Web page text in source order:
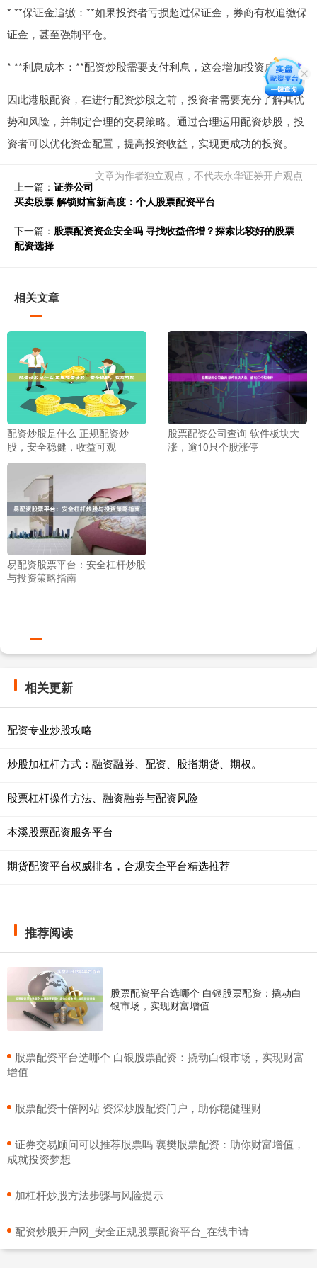
* **保证金追缴：**如果投资者亏损超过保证金，券商有权追缴保
证金，甚至强制平仓。
* **利息成本：**配资炒股需要支付利息，这会增加投资成本。
因此港股配资，在进行配资炒股之前，投资者需要充分了解其优
势和风险，并制定合理的交易策略。通过合理运用配资炒股，投
资者可以优化资金配置，提高投资收益，实现更成功的投资。
文章为作者独立观点，不代表永华证券开户观点
上一篇： 证券公司
买卖股票 解锁财富新高度：个人股票配资平台
下一篇： 股票配资资金安全吗 寻找收益倍增？探索比较好的股票
配资选择
相关文章
配资炒股是什么 正规配资炒
股，安全稳健，收益可观
股票配资公司查询 软件板块大
涨，逾10只个股涨停
易配资股票平台：安全杠杆炒股
与投资策略指南
相关更新
配资专业炒股攻略
炒股加杠杆方式：融资融券、配资、股指期货、期权。
股票杠杆操作方法、融资融券与配资风险
本溪股票配资服务平台
期货配资平台权威排名，合规安全平台精选推荐
推荐阅读
股票配资平台选哪个 白银股票配资：撬动白
银市场，实现财富增值
​股票配资平台选哪个 白银股票配资：撬动白银市场，实现财富
增值
​股票配资十倍网站 资深炒股配资门户，助你稳健理财
​证券交易顾问可以推荐股票吗 襄樊股票配资：助你财富增值，
成就投资梦想
​加杠杆炒股方法步骤与风险提示
​配资炒股开户网_安全正规股票配资平台_在线申请